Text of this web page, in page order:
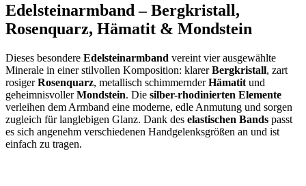
Edelsteinarmband – Bergkristall,
Rosenquarz, Hämatit & Mondstein
Dieses besondere Edelsteinarmband vereint vier ausgewählte
Minerale in einer stilvollen Komposition: klarerBergkristall, zart
rosigerRosenquarz, metallisch schimmernderHämatit und
geheimnisvollerMondstein. Die silber-rhodinierten Elemente
verleihen dem Armband eine moderne, edle Anmutung und sorgen
zugleich für langlebigen Glanz. Dank des elastischen Bands passt
es sich angenehm verschiedenen Handgelenksgrößen an und ist
einfach zu tragen.